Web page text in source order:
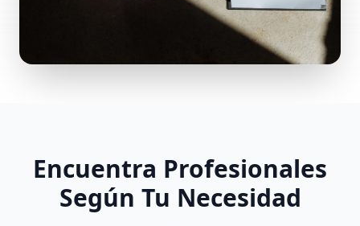
Encuentra Profesionales
Según Tu Necesidad